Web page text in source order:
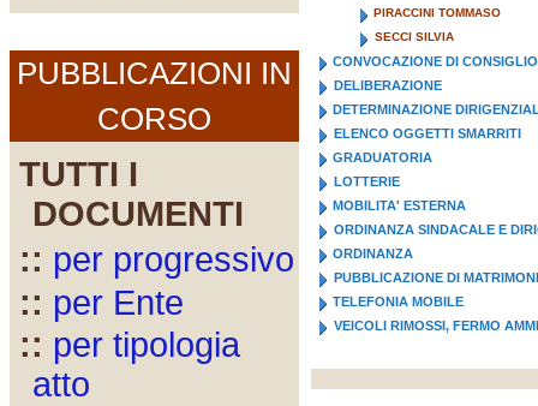
PUBBLICAZIONI IN
CORSO
TUTTI I
DOCUMENTI
:: per progressivo
:: per Ente
:: per tipologia
atto
PIRACCINI TOMMASO
SECCI SILVIA
CONVOCAZIONE DI CONSIGLIO
DELIBERAZIONE
DETERMINAZIONE
ELENCO OGGETTI SMARRITI
GRADUATORIA
LOTTERIE
MOBILITA' ESTERNA
ORDINANZA SINDACALE E
ORDINANZA
PUBBLICAZIONE DI
TELEFONIA MOBILE
VEICOLI RIMOSSI, FERMO